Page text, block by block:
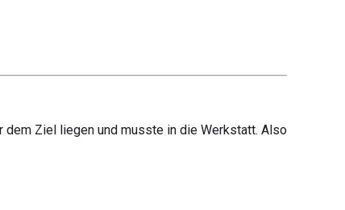
dem Ziel liegen und musste in die Werkstatt. Also